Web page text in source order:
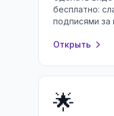
бесплатно:
подписями за
Открыть
🌟